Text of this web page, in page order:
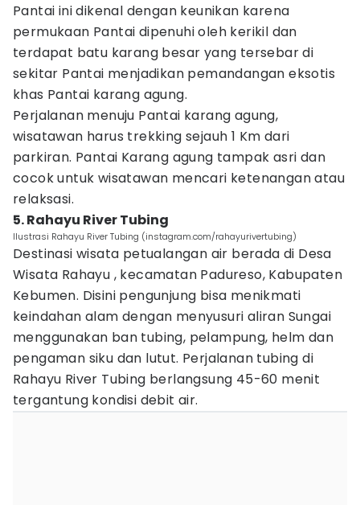
Pantai ini dikenal dengan keunikan karena
permukaan Pantai dipenuhi oleh kerikil dan
terdapat batu karang besar yang tersebar di
sekitar Pantai menjadikan pemandangan eksotis
khas Pantai karang agung.
Perjalanan menuju Pantai karang agung,
wisatawan harus trekking sejauh 1 Km dari
parkiran. Pantai Karang agung tampak asri dan
cocok untuk wisatawan mencari ketenangan atau
relaksasi.
5. Rahayu River Tubing
Ilustrasi Rahayu River Tubing (instagram.com/rahayurivertubing)
Destinasi wisata petualangan air berada di Desa
Wisata Rahayu , kecamatan Padureso, Kabupaten
Kebumen. Disini pengunjung bisa menikmati
keindahan alam dengan menyusuri aliran Sungai
menggunakan ban tubing, pelampung, helm dan
pengaman siku dan lutut. Perjalanan tubing di
Rahayu River Tubing berlangsung 45-60 menit
tergantung kondisi debit air.